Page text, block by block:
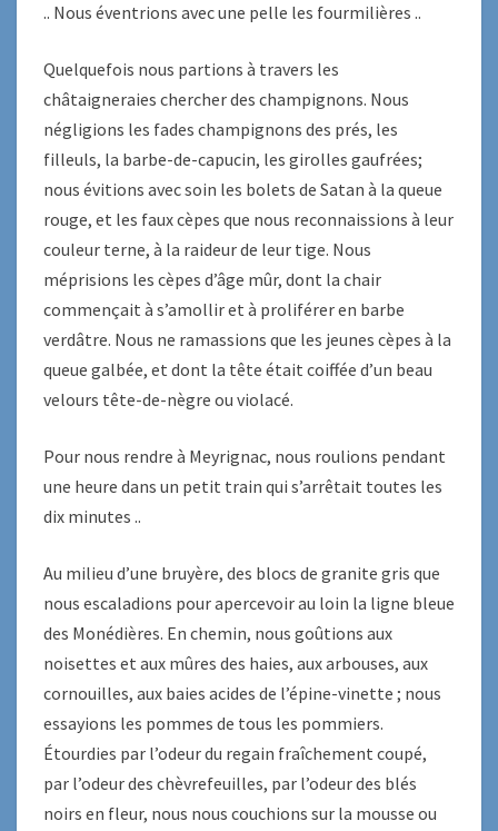
.. Nous éventrions avec une pelle les fourmilières ..
Quelquefois nous partions à travers les
châtaigneraies chercher des champignons. Nous
négligions les fades champignons des prés, les
filleuls, la barbe-de-capucin, les girolles gaufrées;
nous évitions avec soin les bolets de Satan à la queue
rouge, et les faux cèpes que nous reconnaissions à leur
couleur terne, à la raideur de leur tige. Nous
méprisions les cèpes d’âge mûr, dont la chair
commençait à s’amollir et à proliférer en barbe
verdâtre. Nous ne ramassions que les jeunes cèpes à la
queue galbée, et dont la tête était coiffée d’un beau
velours tête-de-nègre ou violacé.
Pour nous rendre à Meyrignac, nous roulions pendant
une heure dans un petit train qui s’arrêtait toutes les
dix minutes ..
Au milieu d’une bruyère, des blocs de granite gris que
nous escaladions pour apercevoir au loin la ligne bleue
des Monédières. En chemin, nous goûtions aux
noisettes et aux mûres des haies, aux arbouses, aux
cornouilles, aux baies acides de l’épine-vinette ; nous
essayions les pommes de tous les pommiers.
Étourdies par l’odeur du regain fraîchement coupé,
par l’odeur des chèvrefeuilles, par l’odeur des blés
noirs en fleur, nous nous couchions sur la mousse ou